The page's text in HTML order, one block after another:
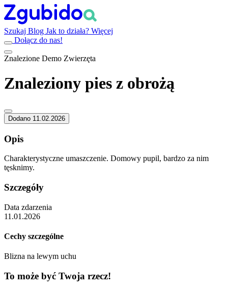
Szukaj Blog Jak to działa? Więcej
Dołącz do nas!
Znalezione Demo Zwierzęta
Znaleziony pies z obrożą
Dodano 11.02.2026
Opis
Charakterystyczne umaszczenie. Domowy pupil, bardzo za nim
tęsknimy.
Szczegóły
Data zdarzenia
11.01.2026
Cechy szczególne
Blizna na lewym uchu
To może być Twoja rzecz!